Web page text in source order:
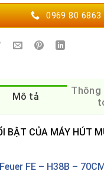
0969 80 6863
Mô tả
Thông
BẬT CỦA MÁY HÚT
FE – H38B – 70CM